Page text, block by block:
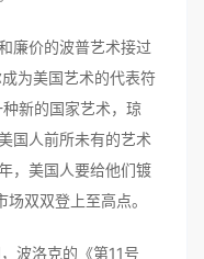
价的波普艺术接过
为美国艺术的代表符
新的国家艺术，琼
国人前所未有的艺术
，美国人要给他们镀
场双双登上至高点。
波洛克的《第11号